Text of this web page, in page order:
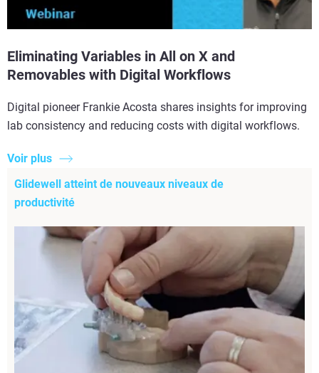
Eliminating Variables in All on X and
Removables with Digital Workflows
Digital pioneer Frankie Acosta shares insights for improving
lab consistency and reducing costs with digital workflows.
Voir plus
Glidewell atteint de nouveaux niveaux de
productivité​